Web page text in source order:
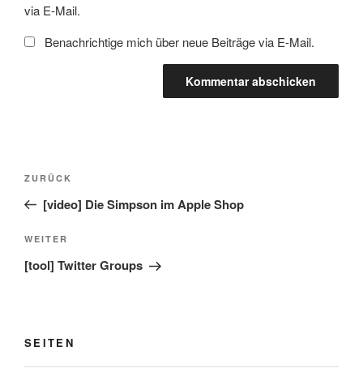
via E-Mail.
Benachrichtige mich über neue Beiträge via E-Mail.
Beitragsnavigation
Vorheriger
Beitrag
ZURÜCK
[video] Die Simpson im Apple Shop
Nächster
Beitrag
WEITER
[tool] Twitter Groups
SEITEN